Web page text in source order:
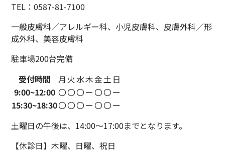
TEL：0587-81-7100
一般皮膚科／アレルギー科、小児皮膚科、 皮膚外科／形
成外科、美容皮膚科
駐車場200台完備
受付時間
月 火水木金土 日
9:00~12:00 〇〇〇ー〇〇ー
15:30~18:30〇〇〇ー〇〇ー
土曜日の午後は、14:00〜17:00までとなります。
【休診日】木曜、日曜、祝日